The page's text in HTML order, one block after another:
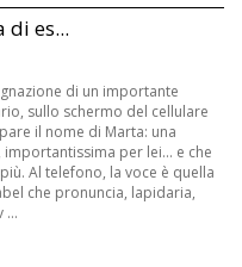
di es...
di un importante
sullo schermo del cellulare
il nome di Marta: una
importantissima per lei... e che
Al telefono, la voce è quella
che pronuncia, lapidaria,
...